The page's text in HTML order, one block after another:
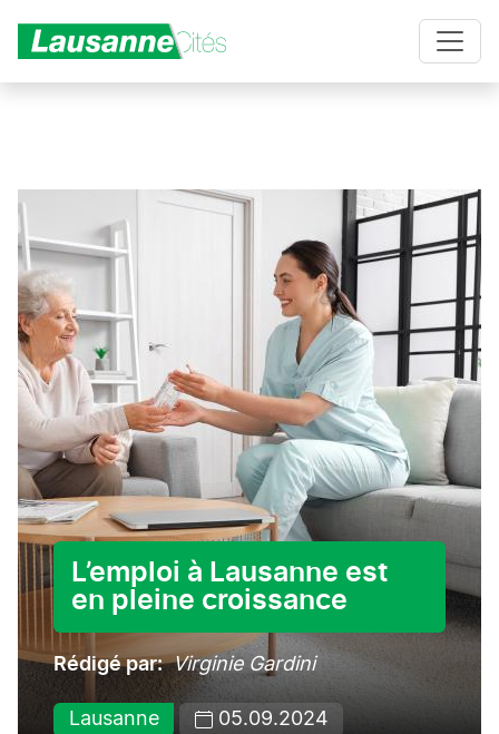
L’emploi à Lausanne est
en pleine croissance
Rédigé par Virginie Gardini
Lausanne 05.09.2024